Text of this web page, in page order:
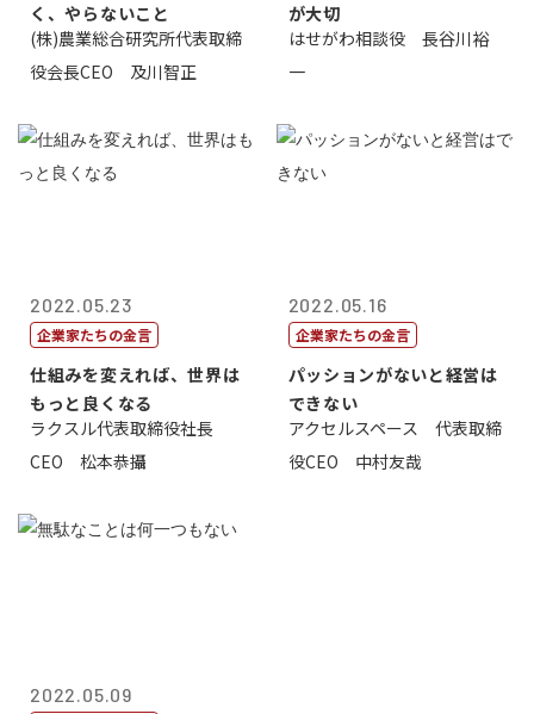
く、やらないこと
(株)農業総合研究所代表取締
役会長CEO 及川智正
が大切
はせがわ相談役 長谷川裕
一
2022.05.23
企業家たちの金言
仕組みを変えれば、世界は
もっと良くなる
ラクスル代表取締役社長
CEO 松本恭攝
2022.05.16
企業家たちの金言
パッションがないと経営は
できない
アクセルスペース 代表取締
役CEO 中村友哉
2022.05.09